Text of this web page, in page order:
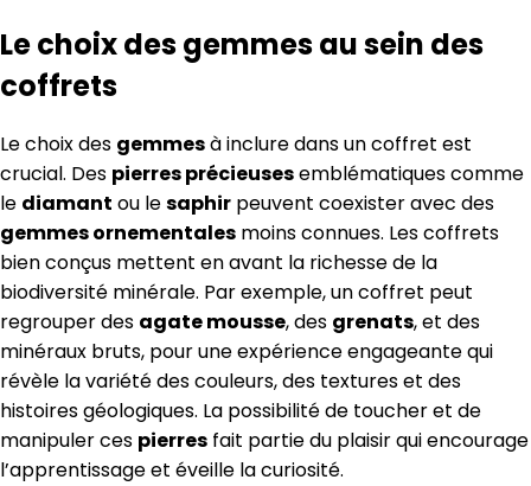
Le choix des gemmes au sein des
coffrets
Le choix des gemmesà inclure dans un coffret est
crucial. Des pierres précieusesemblématiques comme
le diamant ou lesaphir peuvent coexister avec des
gemmes ornementales moins connues. Les coffrets
bien conçus mettent en avant la richesse de la
biodiversité minérale. Par exemple, un coffret peut
regrouper des agate mousse, des grenats, et des
minéraux bruts, pour une expérience engageante qui
révèle la variété des couleurs, des textures et des
histoires géologiques. La possibilité de toucher et de
manipuler ces pierres fait partie du plaisir qui encourage
l’apprentissage et éveille la curiosité.